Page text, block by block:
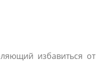
избавиться от